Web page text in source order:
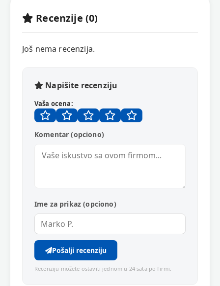
Recenzije (0)
Još nema recenzija.
Napišite recenziju
Vaša ocena:
Komentar (opciono)
Ime za prikaz (opciono)
Pošalji recenziju
Recenziju možete ostaviti jednom u 24 sata po firmi.